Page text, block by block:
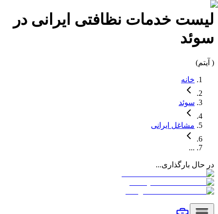
لیست خدمات نظافتی ایرانی در
سوئد
( آیتم)
خانه
سوئد
مشاغل ایرانی
...
در حال بارگذاری...